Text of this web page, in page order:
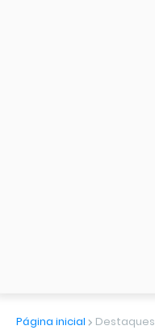
Página inicial Destaques